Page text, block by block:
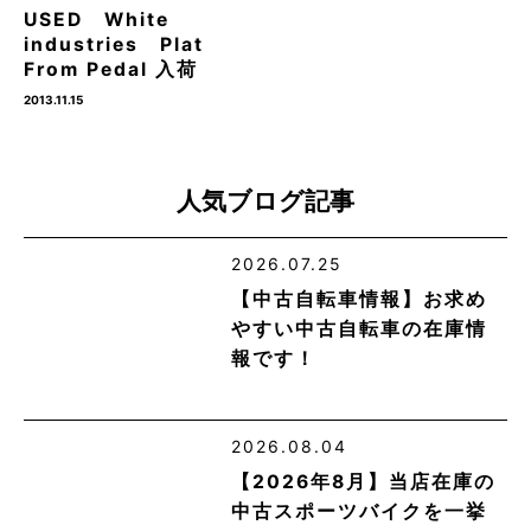
USED White
industries Plat
From Pedal 入荷
2013.11.15
人気ブログ記事
2026.07.25
【中古自転車情報】お求め
やすい中古自転車の在庫情
報です！
2026.08.04
【2026年8月】当店在庫の
中古スポーツバイクを一挙